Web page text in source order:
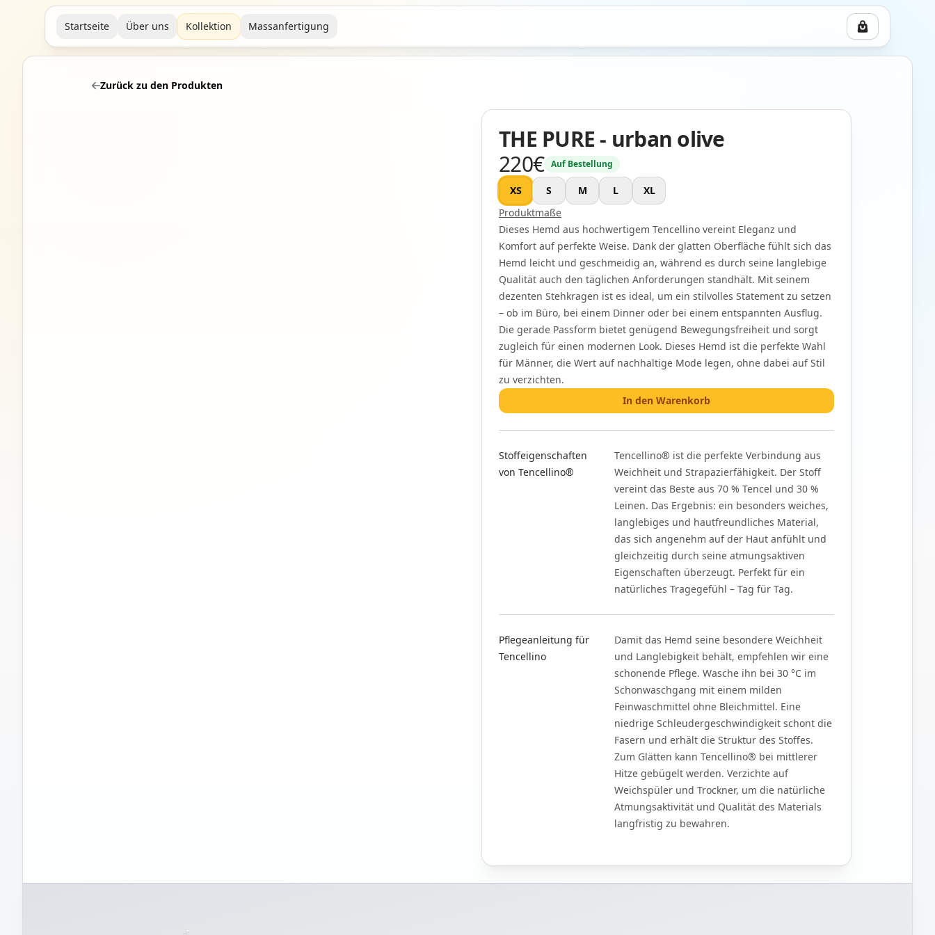
Startseite Über uns Kollektion Massanfertigung
Zurück zu den Produkten
THE PURE - urban olive
Product information
220€ Auf Bestellung
XS S M L
XL
Produktmaße
Dieses Hemd aus hochwertigem Tencellino vereint Eleganz und
Komfort auf perfekte Weise. Dank der glatten Oberfläche fühlt sich das
Hemd leicht und geschmeidig an, während es durch seine langlebige
Qualität auch den täglichen Anforderungen standhält. Mit seinem
dezenten Stehkragen ist es ideal, um ein stilvolles Statement zu setzen
– ob im Büro, bei einem Dinner oder bei einem entspannten Ausflug.
Die gerade Passform bietet genügend Bewegungsfreiheit und sorgt
zugleich für einen modernen Look. Dieses Hemd ist die perfekte Wahl
für Männer, die Wert auf nachhaltige Mode legen, ohne dabei auf Stil
zu verzichten.
In den Warenkorb
Stoffeigenschaften
von Tencellino®
Tencellino® ist die perfekte Verbindung aus
Weichheit und Strapazierfähigkeit. Der Stoff
vereint das Beste aus 70 % Tencel und 30 %
Leinen. Das Ergebnis: ein besonders weiches,
langlebiges und hautfreundliches Material,
das sich angenehm auf der Haut anfühlt und
gleichzeitig durch seine atmungsaktiven
Eigenschaften überzeugt. Perfekt für ein
natürliches Tragegefühl – Tag für Tag.
Pflegeanleitung für
Tencellino
Damit das Hemd seine besondere Weichheit
und Langlebigkeit behält, empfehlen wir eine
schonende Pflege. Wasche ihn bei 30 °C im
Schonwaschgang mit einem milden
Feinwaschmittel ohne Bleichmittel. Eine
niedrige Schleudergeschwindigkeit schont die
Fasern und erhält die Struktur des Stoffes.
Zum Glätten kann Tencellino® bei mittlerer
Hitze gebügelt werden. Verzichte auf
Weichspüler und Trockner, um die natürliche
Atmungsaktivität und Qualität des Materials
langfristig zu bewahren.